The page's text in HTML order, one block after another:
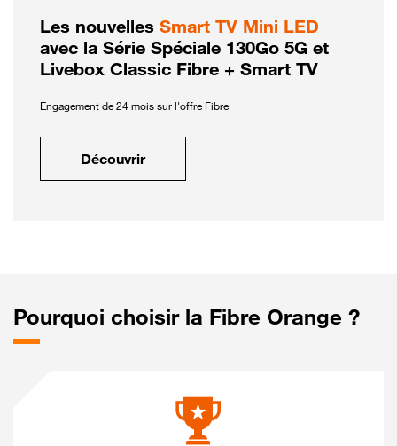
Les nouvelles Smart TV Mini LED
avec la Série Spéciale 130Go 5G et
Livebox Classic Fibre + Smart TV
Engagement de 24 mois sur l'offre Fibre
Découvrir
Pourquoi choisir la Fibre Orange ?